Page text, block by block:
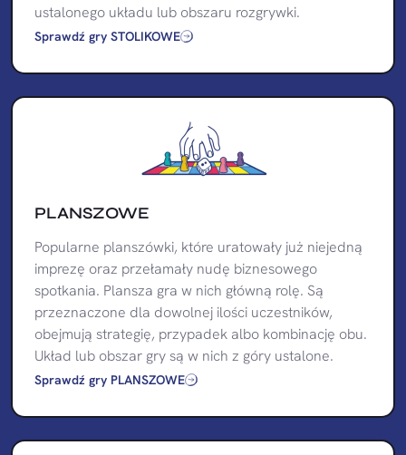
ustalonego układu lub obszaru rozgrywki.
Sprawdź gry STOLIKOWE
PLANSZOWE
Popularne planszówki, które uratowały już niejedną
imprezę oraz przełamały nudę biznesowego
spotkania. Plansza gra w nich główną rolę. Są
przeznaczone dla dowolnej ilości uczestników,
obejmują strategię, przypadek albo kombinację obu.
Układ lub obszar gry są w nich z góry ustalone.
Sprawdź gry PLANSZOWE